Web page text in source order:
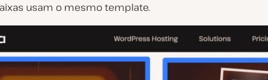
usam o mesmo template.